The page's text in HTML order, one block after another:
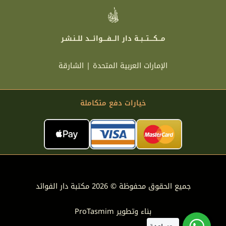
مـــكــــتـــبــة دار الـــفــــوائـــد للــنـشـر
الإمارات العربية المتحدة | الشارقة
خيارات دفع متكاملة
جميع الحقوق محفوظة © 2026 مكتبة دار الفوائد
بناء وتطويرProTasmim